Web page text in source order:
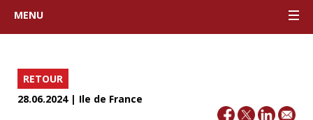
MENU
RETOUR
28.06.2024 | Ile de France